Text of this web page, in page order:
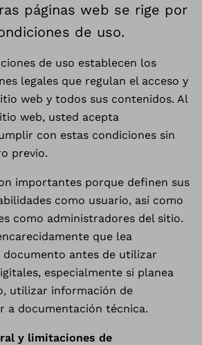
páginas web se rige por
de uso.
de uso establecen los
legales que regulan el acceso y
web y todos sus contenidos. Al
web, usted acepta
con estas condiciones sin
previo.
importantes porque definen sus
como usuario, así como
como administradores del sitio.
que lea
documento antes de utilizar
especialmente si planea
utilizar información de
a documentación técnica.
y limitaciones de